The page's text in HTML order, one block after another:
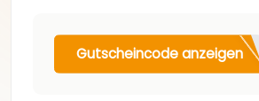
Gutscheincode anzeigen